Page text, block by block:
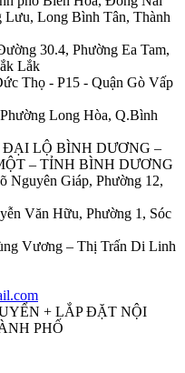
Lưu, Long Bình Tân, Thành
30.4, Phường Ea Tam,
Lắk
Thọ - P15 - Quận Gò Vấp
Long Hòa, Q.Bình
ĐẠI LỘ BÌNH DƯƠNG –
– TỈNH BÌNH DƯƠNG
Nguyên Giáp, Phường 12,
Văn Hữu, Phường 1, Sóc
Vương – Thị Trấn Di Linh
+ LẮP ĐẶT NỘI
PHỐ